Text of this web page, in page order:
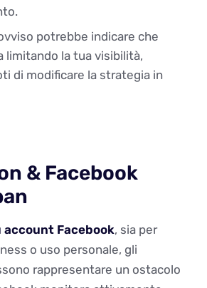
potrebbe indicare che
limitando la tua visibilità,
di modificare la strategia in
& Facebook
Facebook, sia per
o uso personale, gli
rappresentare un ostacolo